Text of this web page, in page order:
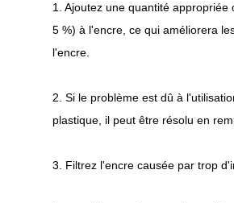
1. Ajoutez une quantité appropriée
5 %) à l'encre, ce qui améliorera
l'encre.
2. Si le problème est dû à
plastique, il peut être résolu en
3. Filtrez l'encre causée par trop